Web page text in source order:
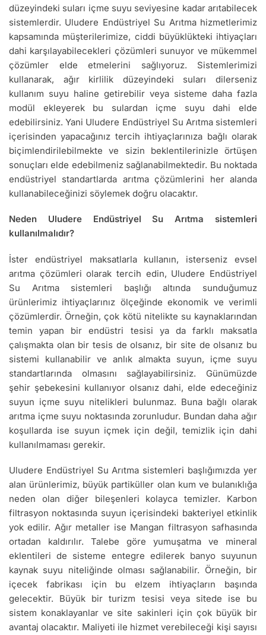
düzeyindeki suları içme suyu seviyesine kadar arıtabilecek
sistemlerdir. Uludere Endüstriyel Su Arıtma hizmetlerimiz
kapsamında müşterilerimize, ciddi büyüklükteki ihtiyaçları
dahi karşılayabilecekleri çözümleri sunuyor ve mükemmel
çözümler elde etmelerini sağlıyoruz. Sistemlerimizi
kullanarak, ağır kirlilik düzeyindeki suları dilerseniz
kullanım suyu haline getirebilir veya sisteme daha fazla
modül ekleyerek bu sulardan içme suyu dahi elde
edebilirsiniz. Yani Uludere Endüstriyel Su Arıtma sistemleri
içerisinden yapacağınız tercih ihtiyaçlarınıza bağlı olarak
biçimlendirilebilmekte ve sizin beklentilerinizle örtüşen
sonuçları elde edebilmeniz sağlanabilmektedir. Bu noktada
endüstriyel standartlarda arıtma çözümlerini her alanda
kullanabileceğinizi söylemek doğru olacaktır.
Neden Uludere Endüstriyel Su Arıtma sistemleri
kullanılmalıdır?
İster endüstriyel maksatlarla kullanın, isterseniz evsel
arıtma çözümleri olarak tercih edin, Uludere Endüstriyel
Su Arıtma sistemleri başlığı altında sunduğumuz
ürünlerimiz ihtiyaçlarınız ölçeğinde ekonomik ve verimli
çözümlerdir. Örneğin, çok kötü nitelikte su kaynaklarından
temin yapan bir endüstri tesisi ya da farklı maksatla
çalışmakta olan bir tesis de olsanız, bir site de olsanız bu
sistemi kullanabilir ve anlık almakta suyun, içme suyu
standartlarında olmasını sağlayabilirsiniz. Günümüzde
şehir şebekesini kullanıyor olsanız dahi, elde edeceğiniz
suyun içme suyu nitelikleri bulunmaz. Buna bağlı olarak
arıtma içme suyu noktasında zorunludur. Bundan daha ağır
koşullarda ise suyun içmek için değil, temizlik için dahi
kullanılmaması gerekir.
Uludere Endüstriyel Su Arıtma sistemleri başlığımızda yer
alan ürünlerimiz, büyük partiküller olan kum ve bulanıklığa
neden olan diğer bileşenleri kolayca temizler. Karbon
filtrasyon noktasında suyun içerisindeki bakteriyel etkinlik
yok edilir. Ağır metaller ise Mangan filtrasyon safhasında
ortadan kaldırılır. Talebe göre yumuşatma ve mineral
eklentileri de sisteme entegre edilerek banyo suyunun
kaynak suyu niteliğinde olması sağlanabilir. Örneğin, bir
içecek fabrikası için bu elzem ihtiyaçların başında
gelecektir. Büyük bir turizm tesisi veya sitede ise bu
sistem konaklayanlar ve site sakinleri için çok büyük bir
avantaj olacaktır. Maliyeti ile hizmet verebileceği kişi sayısı